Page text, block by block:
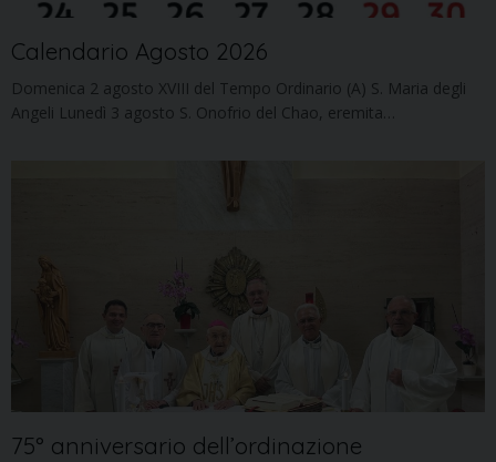
Calendario Agosto 2026
Domenica 2 agosto XVIII del Tempo Ordinario (A) S. Maria degli
Angeli Lunedì 3 agosto S. Onofrio del Chao, eremita…
75° anniversario dell’ordinazione